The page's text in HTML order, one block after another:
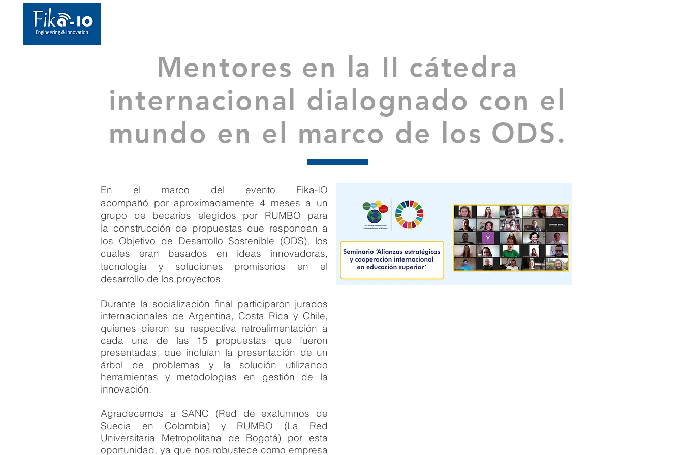
Mentores en la II cátedra
internacional dialognado con el
mundo en el marco de los ODS.
En el marco del evento Fika-IO
acompañó por aproximadamente 4 meses a un
grupo de becarios elegidos por RUMBO para
la construcción de propuestas que respondan a
los Objetivo de Desarrollo Sostenible (ODS), los
cuales eran basados en ideas innovadoras,
tecnología y soluciones promisorios en el
desarrollo de los proyectos.
Durante la socialización final participaron jurados
internacionales de Argentina, Costa Rica y Chile,
quienes dieron su respectiva retroalimentación a
cada una de las 15 propuestas que fueron
presentadas, que incluían la presentación de un
árbol de problemas y la solución utilizando
herramientas y metodologías en gestión de la
innovación.
Agradecemos a SANC (Red de exalumnos de
Suecia en Colombia) y RUMBO (La Red
Universitaria Metropolitana de Bogotá) por esta
oportunidad, ya que nos robustece como empresa